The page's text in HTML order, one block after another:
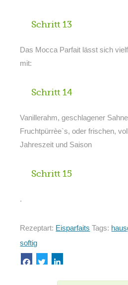
Schritt 13
Das Mocca Parfait lässt sich
mit:
Schritt 14
Vanillerahm, geschlagener
Fruchtpürrèe`s, oder frischen,
Jahreszeit und Saison
Schritt 15
.
Rezeptart: Eisparfaits Tags:
softig